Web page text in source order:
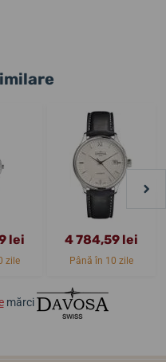
lei
zile
4 784,59 lei
Până în 10 zile
mărci